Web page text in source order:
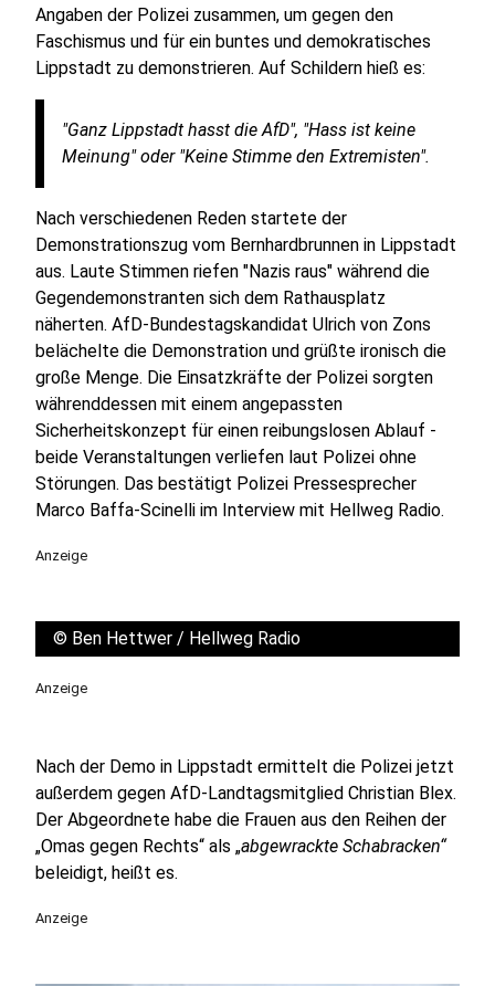
Angaben der Polizei zusammen, um gegen den
Faschismus und für ein buntes und demokratisches
Lippstadt zu demonstrieren. Auf Schildern hieß es:
"Ganz Lippstadt hasst die AfD", "Hass ist keine
Meinung" oder "Keine Stimme den Extremisten".
Nach verschiedenen Reden startete der
Demonstrationszug vom Bernhardbrunnen in Lippstadt
aus. Laute Stimmen riefen "Nazis raus" während die
Gegendemonstranten sich dem Rathausplatz
näherten. AfD-Bundestagskandidat Ulrich von Zons
belächelte die Demonstration und grüßte ironisch die
große Menge. Die Einsatzkräfte der Polizei sorgten
währenddessen mit einem angepassten
Sicherheitskonzept für einen reibungslosen Ablauf -
beide Veranstaltungen verliefen laut Polizei ohne
Störungen. Das bestätigt Polizei Pressesprecher
Marco Baffa-Scinelli im Interview mit Hellweg Radio.
Anzeige
© Ben Hettwer / Hellweg Radio
Anzeige
Nach der Demo in Lippstadt ermittelt die Polizei jetzt
außerdem gegen AfD-Landtagsmitglied Christian Blex.
Der Abgeordnete habe die Frauen aus den Reihen der
„Omas gegen Rechts“ als „abgewrackte Schabracken“
beleidigt, heißt es.
Anzeige